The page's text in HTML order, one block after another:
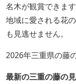
名木が観賞できます
地域に愛される花
も見逃せません。
2026年三重県の藤
最新の三重の藤の